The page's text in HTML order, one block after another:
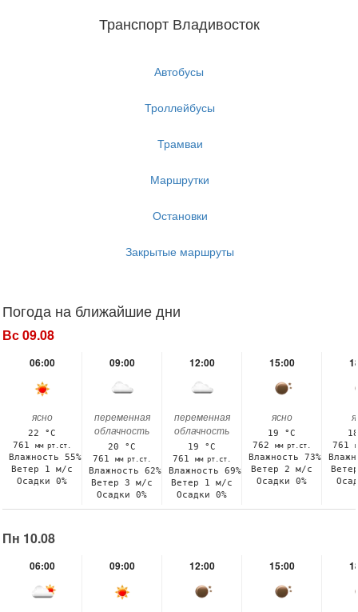
Транспорт Владивосток
Автобусы
Троллейбусы
Трамваи
Маршрутки
Остановки
Закрытые маршруты
Погода на ближайшие дни
Вс 09.08
06:00
ясно
22 °C
761 мм рт.ст.
Влажность 55%
Ветер 1 м/с
Осадки 0%
09:00
переменная
облачность
20 °C
761 мм рт.ст.
Влажность 62%
Ветер 3 м/с
Осадки 0%
12:00
переменная
облачность
19 °C
761 мм рт.ст.
Влажность 69%
Ветер 1 м/с
Осадки 0%
15:00
ясно
19 °C
762 мм рт.ст.
Влажность 73%
Ветер 2 м/с
Осадки 0%
761
Пн 10.08
06:00 09:00 12:00 15:00